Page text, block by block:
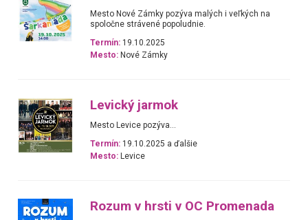
Mesto Nové Zámky pozýva malých i veľkých na
spoločne strávené popoludnie.
Termín: 19.10.2025
Mesto: Nové Zámky
Levický jarmok
Mesto Levice pozýva...
Termín: 19.10.2025 a ďalšie
Mesto: Levice
Rozum v hrsti v OC Promenada